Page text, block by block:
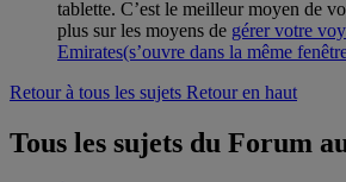
tablette. C’est le meilleur moyen de
plus sur les moyens de gérer votre
Emirates(s’ouvre dans la même
Retour à tous les sujets Retour en haut
Tous les sujets du Forum